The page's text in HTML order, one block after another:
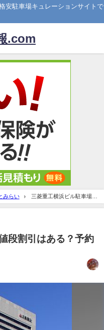
安駐車場キュレーションサイトで
.com
みらい
三菱重工横浜ビル駐車場！
段割引はある？予約